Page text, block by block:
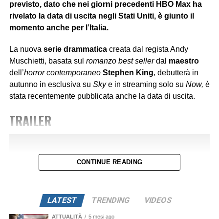
e in modo approfondito da persone competenti sui social,
mentre nelle reti televisive regnava ilsilenzioe solo lo
scorso mese se n’è parlato.
Le persone devono controllaresempreche siano
aggiornate correttamente, perché spesso, come notiamo
nel film, anche se il male è apparentemente sconfitto, può
agire di soppiatto sotto gli occhi di tutti e creare una bolla
quotidianain cui tutto è perfetto, ma la perfezione
come agisce il sistema democratico attuale rievocando
Lo stesso vale per l’attuale governo americano. Dato che
in America la situazione attuale è simile a quella Italiana,
alle televisioni americane e all’interno dello stesso
governo, smentendo diverse realtà che accadono, spesso
facendo passare i fatti per “ridicoli
POSTER
previsto, dato che nei giorni precedenti HBO Max ha
rivelato la data di uscita negli Stati Uniti, è giunto il
momento anche per l’Italia.
La nuova serie drammaticacreata dal regista Andy
Muschietti, basata sul romanzo best sellerdal maestro
dell’horror contemporaneo Stephen King, debutterà in
autunno in esclusiva su Skye in streaming solo su Now, è
stata recentemente pubblicata anche la data di uscita.
TRAILER
CONTINUE READING
LATEST TRENDING VIDEOS
ATTUALITÀ 5 mesi ago